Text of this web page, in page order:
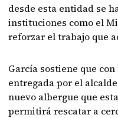
desde esta entidad se
instituciones como el
reforzar el trabajo que
García sostiene que
entregada por el
nuevo albergue que
permitirá rescatar a